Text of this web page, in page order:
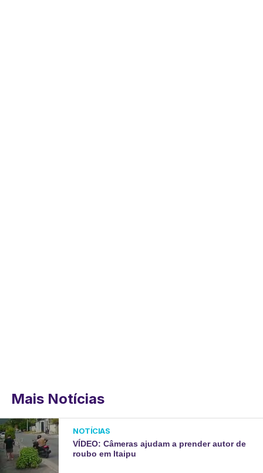
Mais Notícias
NOTÍCIAS
VÍDEO: Câmeras ajudam a prender autor de
roubo em Itaipu